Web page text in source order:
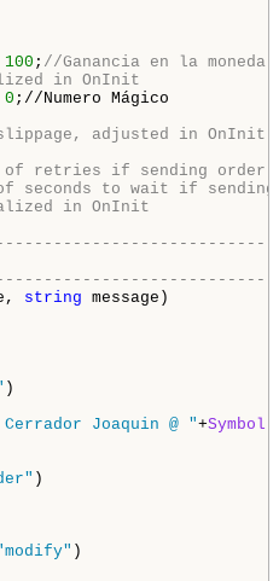
100 ; //Ganancia en la
in OnInit
0 ;//Numero Mágico
adjusted in OnInit
retries if sending order
seconds to wait if
in OnInit
string message)
)
Joaquin @ "+Symbol
)
)